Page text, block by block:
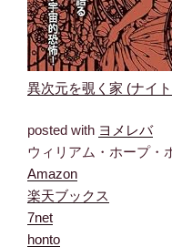
異次元を覗く家 (ナイ
posted with ヨメレバ
ウィリアム・ホープ・
Amazon
楽天ブックス
7net
honto